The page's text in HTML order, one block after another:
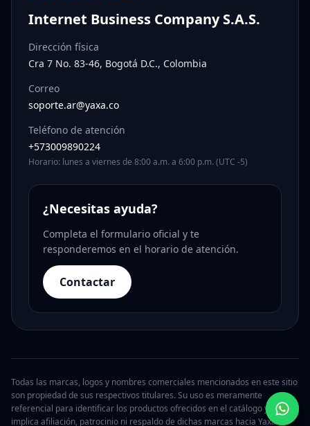
Internet Business Company S.A.S.
Dirección física
Cra 7 No. 83-46, Bogotá D.C., Colombia
Correo
soporte.ar@yaxa.co
Teléfono de atención
+573009890224
Horario: lunes a viernes de 8:00 a.m. a 6:00 p.m. (UTC -5)
¿Necesitas ayuda?
Completa el formulario oficial y te
responderemos en el horario de atención.
Contactar
Todas las marcas, logos y nombres comerciales mencionados en este sitio
son propiedad de sus respectivos titulares. Su uso es meramente
referencial para identificar los productos ofrecidos en el catálogo y no
implica afiliación, patrocinio ni respaldo de dichas marcas hacia Yaxa.